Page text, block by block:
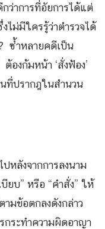
ว่าการที่อัยการได้แต่
ไม่มีใครรู้ว่าตำรวจได้
ซ้ำหลายคดีเป็น
องก้มหน้า ‘สั่งฟ้อง’
ที่ปรากฎในสำนวน
หลังจากการลงนาม
ยบ” หรือ “คำสั่ง” ให้
มข้อตกลงดังกล่าว
กระทำความผิดอาญา